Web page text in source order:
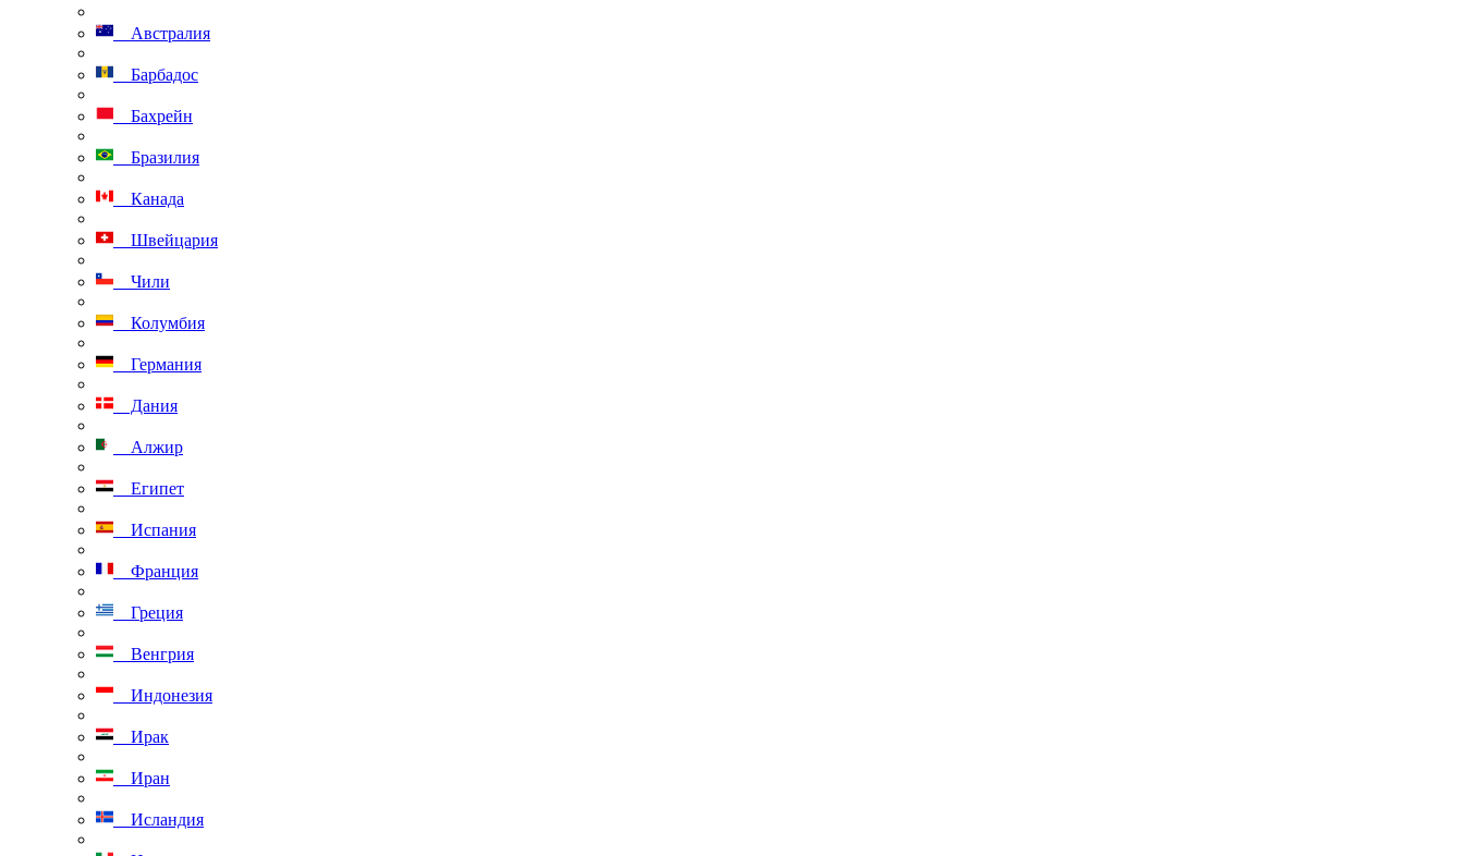
Австралия
Барбадос
Бахрейн
Бразилия
Канада
Швейцария
Чили
Колумбия
Германия
Дания
Алжир
Египет
Испания
Франция
Греция
Венгрия
Индонезия
Ирак
Иран
Исландия